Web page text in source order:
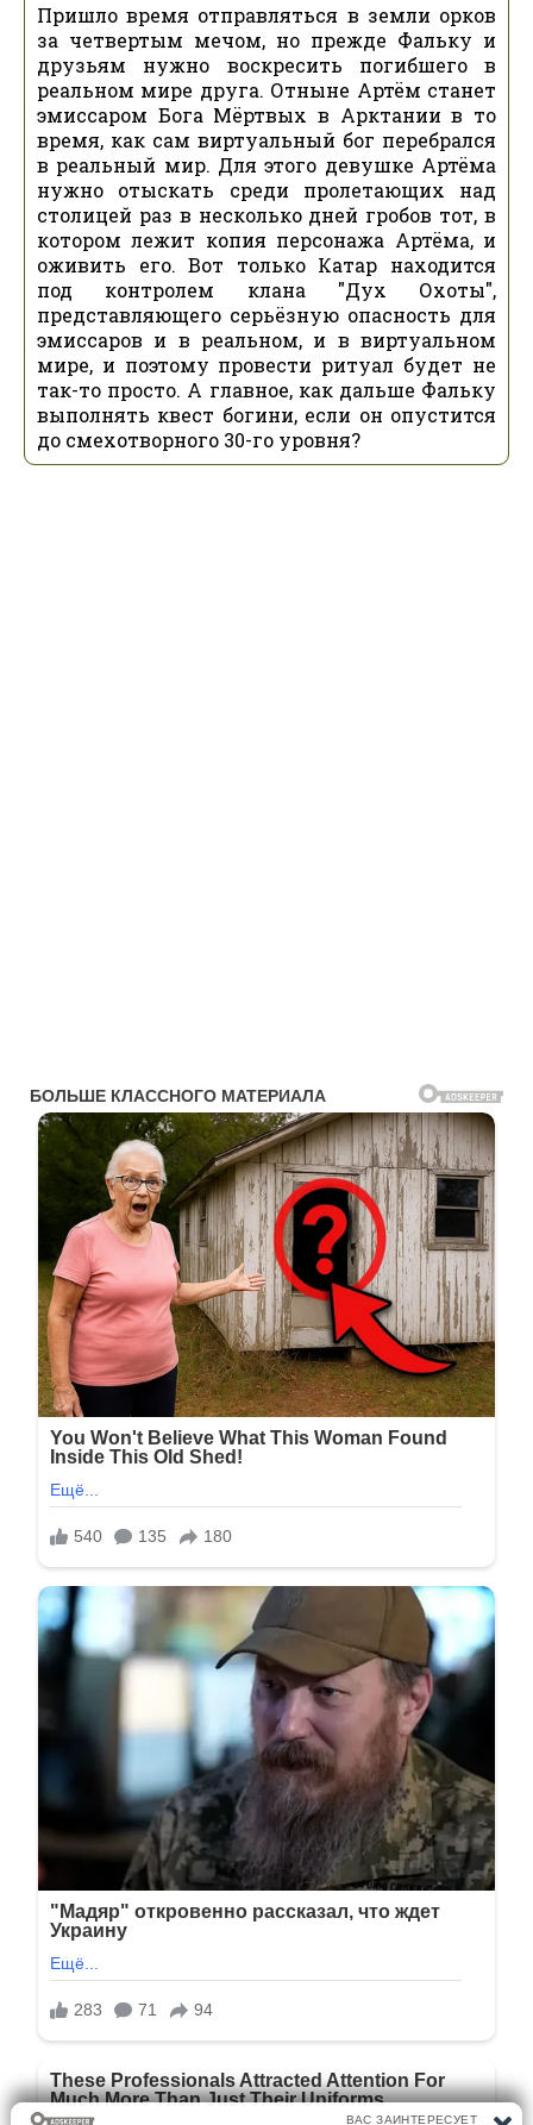
Пришло время отправляться в земли орков
за четвертым мечом, но прежде Фальку и
друзьям нужно воскресить погибшего в
реальном мире друга. Отныне Артём станет
эмиссаром Бога Мёртвых в Арктании в то
время, как сам виртуальный бог перебрался
в реальный мир. Для этого девушке Артёма
нужно отыскать среди пролетающих над
столицей раз в несколько дней гробов тот, в
котором лежит копия персонажа Артёма, и
оживить его. Вот только Катар находится
под контролем клана "Дух Охоты",
представляющего серьёзную опасность для
эмиссаров и в реальном, и в виртуальном
мире, и поэтому провести ритуал будет не
так-то просто. А главное, как дальше Фальку
выполнять квест богини, если он опустится
до смехотворного 30-го уровня?